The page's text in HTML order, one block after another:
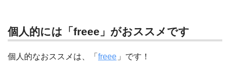
個人的には「freee」がおススメです
個人的なおススメは、「 freee 」です！